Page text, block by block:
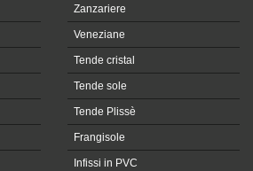
Zanzariere
Veneziane
Tende cristal
Tende sole
Tende Plissè
Frangisole
Infissi in PVC